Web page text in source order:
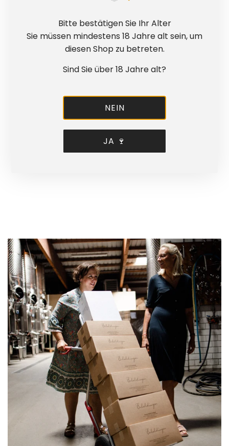
Flaschengärung (12,5%vol.)
Preis inkl. Verpackung und Versand innerhalb
Deutschlands (bitte geben Sie eine ggf.
“Anmerkungen” an)
Alle Weine enthalten Sulfite. 6x 0,75 l Flaschen,
Weingut Familie Erbeldinger, Inh. Christoph
Erbeldinger, D-67595 Bechtheim-West 3,
Rheinhessen/Deutschland.
Bitte bestätigen Sie Ihr Alter
Sie müssen mindestens 18 Jahre alt sein, um
diesen Shop zu betreten.
Sind Sie über 18 Jahre alt?
NEIN
JA 🍷